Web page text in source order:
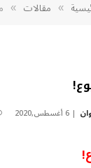
» مقالات »
6 أغسطس,2020